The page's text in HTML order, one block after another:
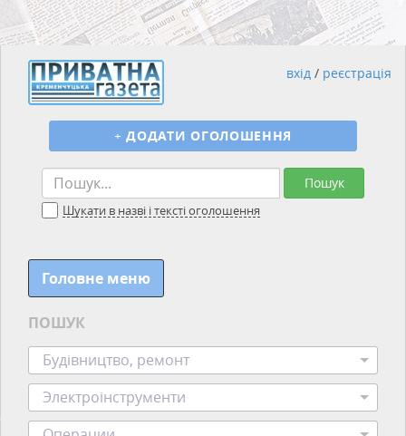
Пошук
Шукати в назві і тексті оголошення
+ ДОДАТИ ОГОЛОШЕННЯ
вхід / реєстрація
Головне меню
ПОШУК
Будівництво, ремонт
Электроінструменти